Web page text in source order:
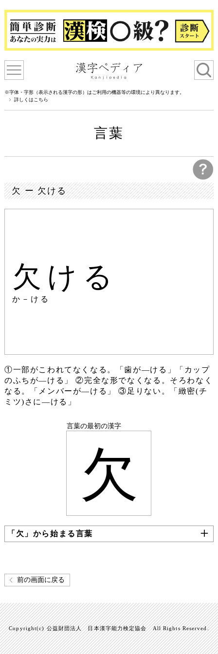
※字体・字形（表示される漢字の形）はご利用の機器等の環境により異なります。
詳しくはこちら
言葉
欠 ー 欠ける
欠ける
か－ける
①一部がこわれてなくなる。「歯が―ける」「カップ
のふちが―ける」 ②完全な形でなくなる。そろわなく
なる。「メンバーが―ける」 ③足りない。「緻密(チ
ミツ)さに―ける」
言葉の最初の漢字
欠
「欠」から始まる言葉
前の画面に戻る
Copyright(c) 公益財団法人 日本漢字能力検定協会 All Rights Reserved.